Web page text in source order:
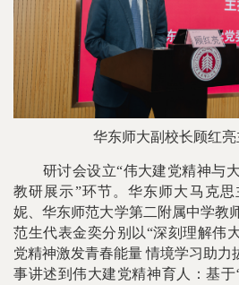
华东师大副校长顾红
研讨会设立“伟大建党精神与大
教研展示”环节。华东师大马克
妮、华东师范大学第二附属中学教
范生代表金奕分别以“深刻理解伟
党精神激发青春能量 情境学习助力
事讲述到伟大建党精神育人：基于